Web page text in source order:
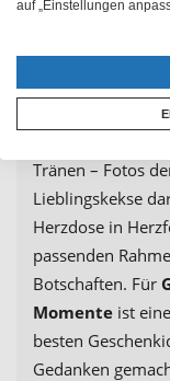
Spritzgebäck in
machen das
unvergesslich.
Tränen – Fotos
Lieblingskekse
Herzdose in
passenden
Botschaften. Für
Momente ist
besten
Gedanken
auf „Einstellungen